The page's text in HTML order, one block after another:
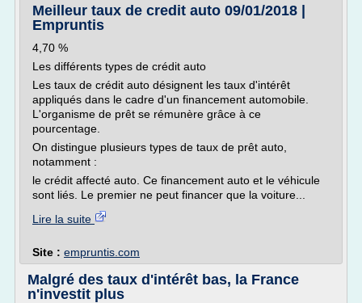
Meilleur taux de credit auto 09/01/2018 |
Empruntis
4,70 %
Les différents types de crédit auto
Les taux de crédit auto désignent les taux d'intérêt
appliqués dans le cadre d'un financement automobile.
L'organisme de prêt se rémunère grâce à ce
pourcentage.
On distingue plusieurs types de taux de prêt auto,
notamment :
le crédit affecté auto. Ce financement auto et le véhicule
sont liés. Le premier ne peut financer que la voiture...
Lire la suite
Site : empruntis.com
Malgré des taux d'intérêt bas, la France
n'investit plus